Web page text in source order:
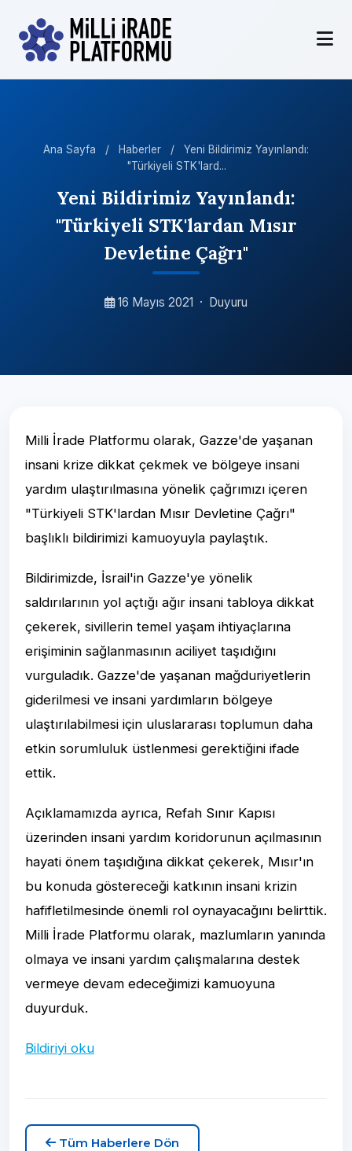
Ana Sayfa / Haberler /
Yeni Bildirimiz Yayınlandı:
"Türkiyeli STK'lard...
Yeni Bildirimiz Yayınlandı:
"Türkiyeli STK'lardan Mısır
Devletine Çağrı"
16 Mayıs 2021 · Duyuru
Milli İrade Platformu olarak, Gazze'de yaşanan
insani krize dikkat çekmek ve bölgeye insani
yardım ulaştırılmasına yönelik çağrımızı içeren
"Türkiyeli STK'lardan Mısır Devletine Çağrı"
başlıklı bildirimizi kamuoyuyla paylaştık.
Bildirimizde, İsrail'in Gazze'ye yönelik
saldırılarının yol açtığı ağır insani tabloya dikkat
çekerek, sivillerin temel yaşam ihtiyaçlarına
erişiminin sağlanmasının aciliyet taşıdığını
vurguladık. Gazze'de yaşanan mağduriyetlerin
giderilmesi ve insani yardımların bölgeye
ulaştırılabilmesi için uluslararası toplumun daha
etkin sorumluluk üstlenmesi gerektiğini ifade
ettik.
Açıklamamızda ayrıca, Refah Sınır Kapısı
üzerinden insani yardım koridorunun açılmasının
hayati önem taşıdığına dikkat çekerek, Mısır'ın
bu konuda göstereceği katkının insani krizin
hafifletilmesinde önemli rol oynayacağını belirttik.
Milli İrade Platformu olarak, mazlumların yanında
olmaya ve insani yardım çalışmalarına destek
vermeye devam edeceğimizi kamuoyuna
duyurduk.
Bildiriyi oku
Tüm Haberlere Dön